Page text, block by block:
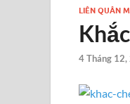
LIÊN QUÂN
4 Tháng